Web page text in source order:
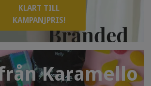
KLART TILL
KAMPANJPRIS!
från Karamello